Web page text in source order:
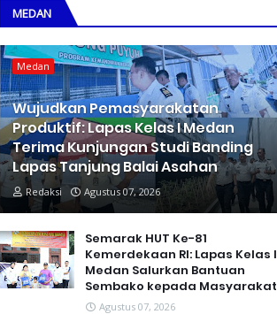
MEDAN
Medan
Wujudkan Pemasyarakatan
Produktif: Lapas Kelas I Medan
Terima Kunjungan Studi Banding
Lapas Tanjung Balai Asahan
Redaksi Agustus 07, 2026
Semarak HUT Ke-81
Kemerdekaan RI: Lapas Kelas I
Medan Salurkan Bantuan
Sembako kepada Masyarakat
Agustus 07, 2026